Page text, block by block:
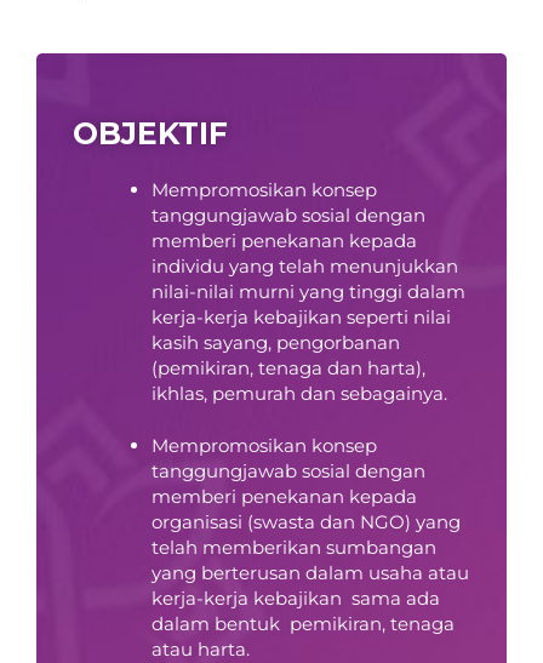
OBJEKTIF
Mempromosikan konsep
tanggungjawab sosial dengan
memberi penekanan kepada
individu yang telah menunjukkan
nilai-nilai murni yang tinggi dalam
kerja-kerja kebajikan seperti nilai
kasih sayang, pengorbanan
(pemikiran, tenaga dan harta),
ikhlas, pemurah dan sebagainya.
Mempromosikan konsep
tanggungjawab sosial dengan
memberi penekanan kepada
organisasi (swasta dan NGO) yang
telah memberikan sumbangan
yang berterusan dalam usaha atau
kerja-kerja kebajikan sama ada
dalam bentuk pemikiran, tenaga
atau harta.